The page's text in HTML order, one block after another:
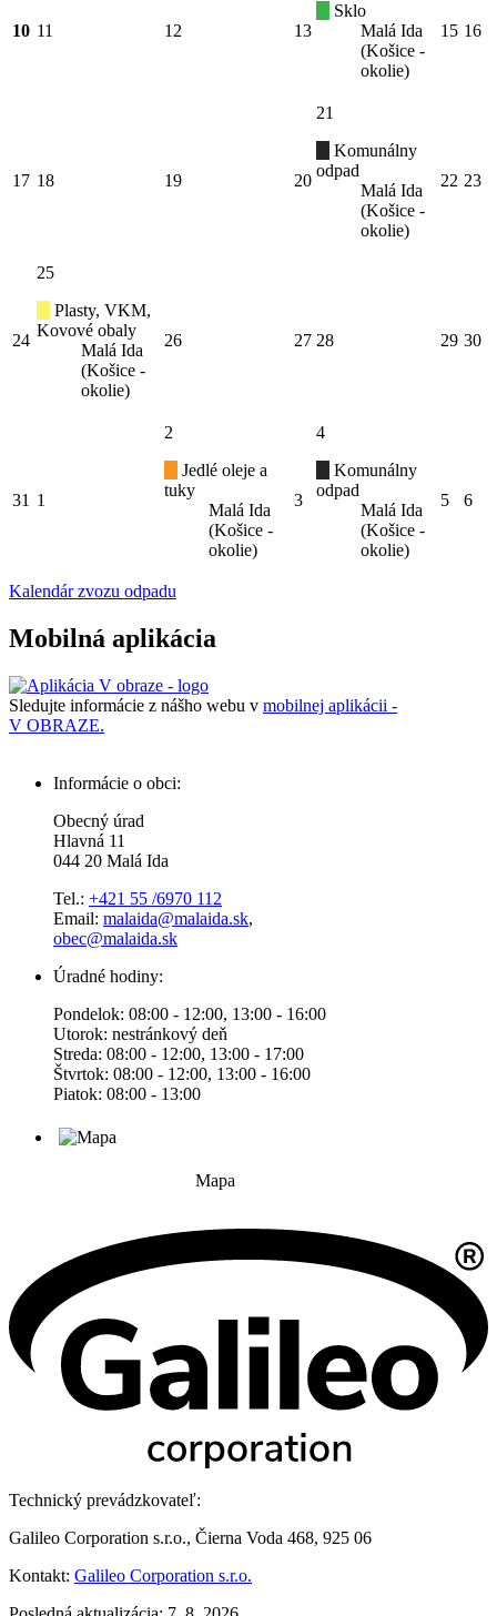
10 11 12 13
Sklo
Malá Ida
(Košice -
okolie)
15 16
17 18 19 20
21
Komunálny
odpad
Malá Ida
(Košice -
okolie)
22 23
24
25
Plasty, VKM,
Kovové obaly
Malá Ida
(Košice -
okolie)
26 27 28 29 30
31 1
2
Jedlé oleje a
tuky
Malá Ida
(Košice -
okolie)
3
4
Komunálny
odpad
Malá Ida
(Košice -
okolie)
5 6
Kalendár zvozu odpadu
Mobilná aplikácia
Sledujte informácie z nášho webu v mobilnej aplikácii -
V OBRAZE.
Informácie o obci:
Obecný úrad
Hlavná 11
044 20 Malá Ida
Tel.: +421 55 /6970 112
Email: malaida@malaida.sk,
obec@malaida.sk
Úradné hodiny:
Pondelok: 08:00 - 12:00, 13:00 - 16:00
Utorok: nestránkový deň
Streda: 08:00 - 12:00, 13:00 - 17:00
Štvrtok: 08:00 - 12:00, 13:00 - 16:00
Piatok: 08:00 - 13:00
Mapa
Technický prevádzkovateľ:
Galileo Corporation s.r.o., Čierna Voda 468, 925 06
Kontakt: Galileo Corporation s.r.o.